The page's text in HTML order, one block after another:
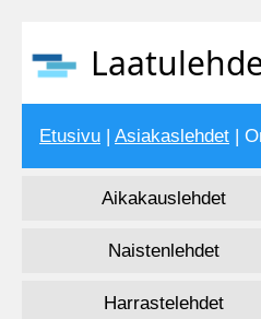
Etusivu Asiakaslehdet |
Aikakauslehdet
Naistenlehdet
Harrastelehdet